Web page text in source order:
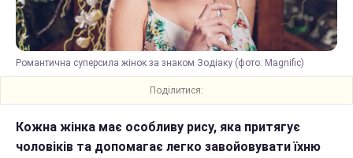
Романтична суперсила жінок за знаком Зодіаку (фото: Magnific)
Поділитися:
Кожна жінка має особливу рису, яка притягує
чоловіків та допомагає легко завойовувати їхню